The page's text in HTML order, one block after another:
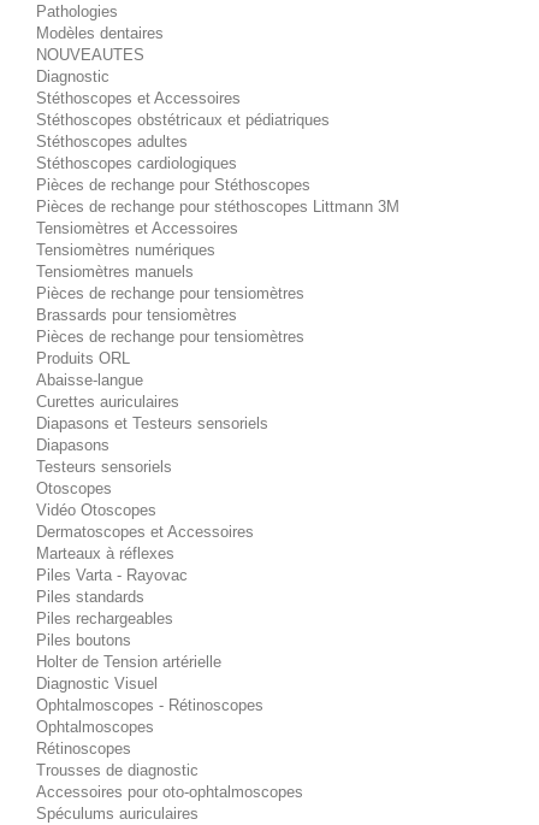
Pathologies
Modèles dentaires
NOUVEAUTES
Diagnostic
Stéthoscopes et Accessoires
Stéthoscopes obstétricaux et pédiatriques
Stéthoscopes adultes
Stéthoscopes cardiologiques
Pièces de rechange pour Stéthoscopes
Pièces de rechange pour stéthoscopes Littmann 3M
Tensiomètres et Accessoires
Tensiomètres numériques
Tensiomètres manuels
Pièces de rechange pour tensiomètres
Brassards pour tensiomètres
Pièces de rechange pour tensiomètres
Produits ORL
Abaisse-langue
Curettes auriculaires
Diapasons et Testeurs sensoriels
Diapasons
Testeurs sensoriels
Otoscopes
Vidéo Otoscopes
Dermatoscopes et Accessoires
Marteaux à réflexes
Piles Varta - Rayovac
Piles standards
Piles rechargeables
Piles boutons
Holter de Tension artérielle
Diagnostic Visuel
Ophtalmoscopes - Rétinoscopes
Ophtalmoscopes
Rétinoscopes
Trousses de diagnostic
Accessoires pour oto-ophtalmoscopes
Spéculums auriculaires